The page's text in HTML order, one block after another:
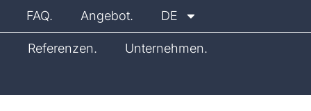
FAQ. Angebot. DE
Referenzen. Unternehmen.